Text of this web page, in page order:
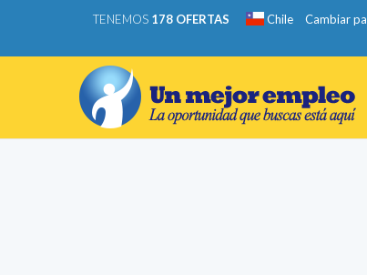
TENEMOS 178 OFERTAS Chile Cambiar